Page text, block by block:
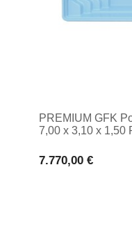
PREMIUM GFK
7,00 x 3,10 x 1,50
7.770,00 €